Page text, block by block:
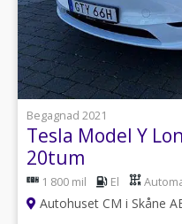
Begagnad 2021
Tesla Model Y
20tum
1 800 mil El
Autohuset CM i Skåne